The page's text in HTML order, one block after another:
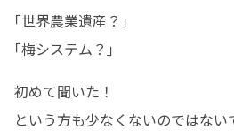
｢世界農業遺産？｣
｢梅システム？｣
初めて聞いた！
という方も少なくないのではない